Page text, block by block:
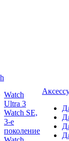
Watch
Ultra 3
Watch SE,
3-е
поколение